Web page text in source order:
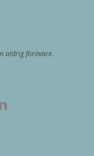
aldrig förövare.